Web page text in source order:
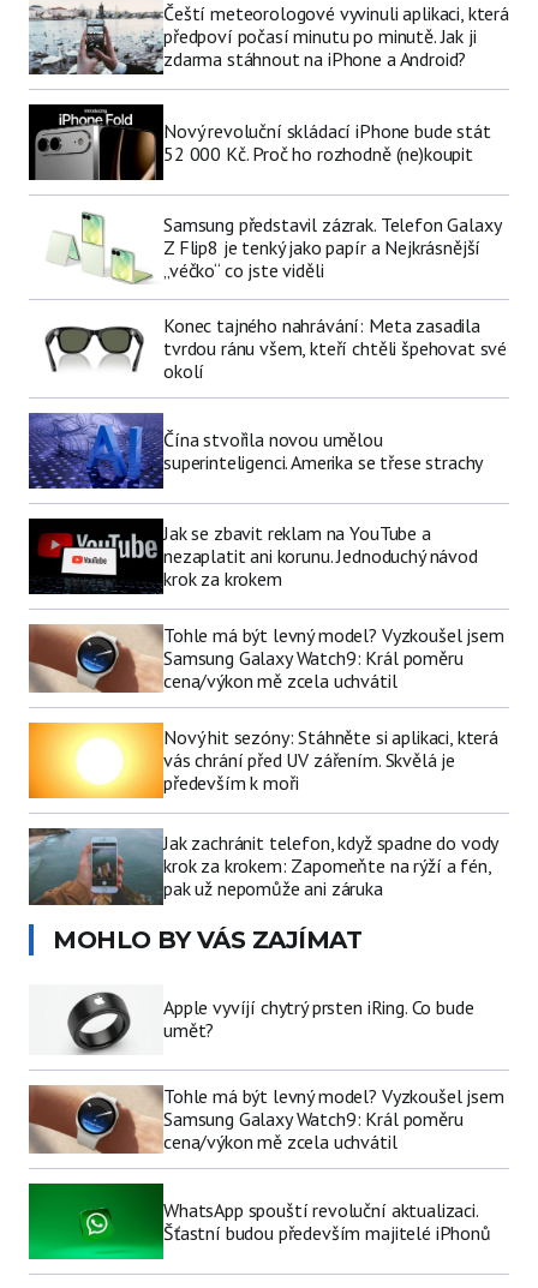
Čeští meteorologové vyvinuli aplikaci, která
předpoví počasí minutu po minutě. Jak ji
zdarma stáhnout na iPhone a Android?
Nový revoluční skládací iPhone bude stát
52 000 Kč. Proč ho rozhodně (ne)koupit
Samsung představil zázrak. Telefon Galaxy
Z Flip8 je tenký jako papír a Nejkrásnější
„véčko“ co jste viděli
Konec tajného nahrávání: Meta zasadila
tvrdou ránu všem, kteří chtěli špehovat své
okolí
Čína stvořila novou umělou
superinteligenci. Amerika se třese strachy
Jak se zbavit reklam na YouTube a
nezaplatit ani korunu. Jednoduchý návod
krok za krokem
Tohle má být levný model? Vyzkoušel jsem
Samsung Galaxy Watch9: Král poměru
cena/výkon mě zcela uchvátil
Nový hit sezóny: Stáhněte si aplikaci, která
vás chrání před UV zářením. Skvělá je
především k moři
Jak zachránit telefon, když spadne do vody
krok za krokem: Zapomeňte na rýží a fén,
pak už nepomůže ani záruka
MOHLO BY VÁS ZAJÍMAT
Apple vyvíjí chytrý prsten iRing. Co bude
umět?
Tohle má být levný model? Vyzkoušel jsem
Samsung Galaxy Watch9: Král poměru
cena/výkon mě zcela uchvátil
WhatsApp spouští revoluční aktualizaci.
Šťastní budou především majitelé iPhonů